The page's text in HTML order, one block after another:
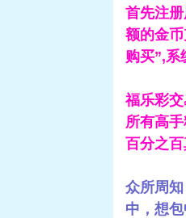
首先注
额的金
购买”,系
福乐彩
所有高
百分之
众所周
中，想